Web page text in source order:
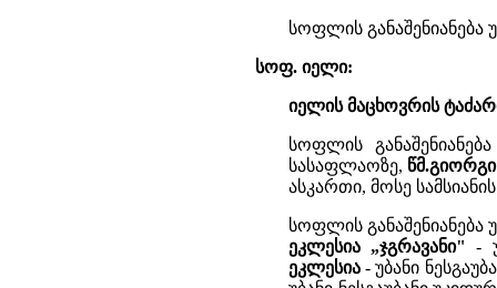
სოფლის განაშენიანება
სოფ. იელი:
იელის მაცხოვრის
სოფლის
სასაფლაოზე,
ასკართი, მოსე
სოფლის
ეკლესია „ჯგრავანი"
-
ეკლესია - უბანი